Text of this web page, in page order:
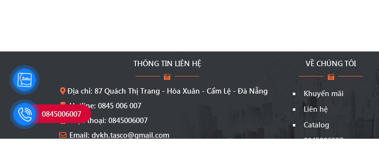
THÔNG TIN LIÊN HỆ
Địa chỉ: 87 Quách Thị Trang - Hòa Xuân - Cẩm Lệ - Đà Nẵng
Hotline: 0845 006 007
Điện thoại: 0845006007
Email: dvkh.tasco@gmail.com
VỀ CHÚNG TÔI
Khuyến mãi
Liên hệ
Catalog
0845006007
0845006007